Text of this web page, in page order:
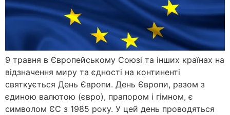
9 травня в Європейському Союзі та інших країнах на
відзначення миру та єдності на континенті
святкується День Європи. День Європи, разом з
єдиною валютою (євро), прапором і гімном, є
символом ЄС з 1985 року. У цей день проводяться